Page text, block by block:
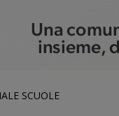
SCUOLE